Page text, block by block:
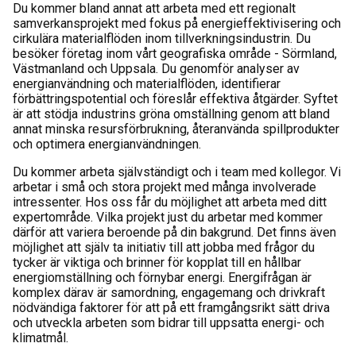
Du kommer bland annat att arbeta med ett regionalt
samverkansprojekt med fokus på energieffektivisering och
cirkulära materialflöden inom tillverkningsindustrin. Du
besöker företag inom vårt geografiska område - Sörmland,
Västmanland och Uppsala. Du genomför analyser av
energianvändning och materialflöden, identifierar
förbättringspotential och föreslår effektiva åtgärder. Syftet
är att stödja industrins gröna omställning genom att bland
annat minska resursförbrukning, återanvända spillprodukter
och optimera energianvändningen.
Du kommer arbeta självständigt och i team med kollegor. Vi
arbetar i små och stora projekt med många involverade
intressenter. Hos oss får du möjlighet att arbeta med ditt
expertområde. Vilka projekt just du arbetar med kommer
därför att variera beroende på din bakgrund. Det finns även
möjlighet att själv ta initiativ till att jobba med frågor du
tycker är viktiga och brinner för kopplat till en hållbar
energiomställning och förnybar energi. Energifrågan är
komplex därav är samordning, engagemang och drivkraft
nödvändiga faktorer för att på ett framgångsrikt sätt driva
och utveckla arbeten som bidrar till uppsatta energi- och
klimatmål.